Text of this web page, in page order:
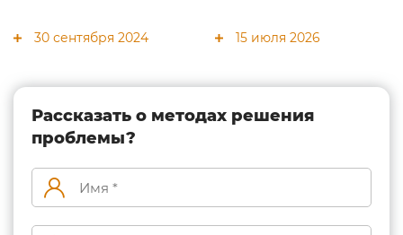
30 сентября 2024
косметологу, какие
нужно не только для
качества жизни.
15 июля 2026
Рассказать о методах решения
проблемы?